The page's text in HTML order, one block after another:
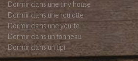
Dormir dans une tiny house
Dormir dans une roulotte
Dormir dans une yourte
Dormir dans un tonneau
Dormir dans un tipi